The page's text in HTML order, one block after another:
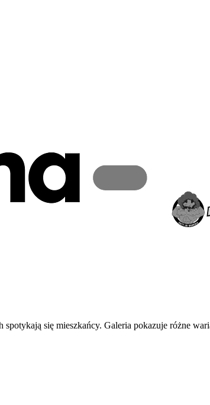
się mieszkańcy. Galeria pokazuje różne